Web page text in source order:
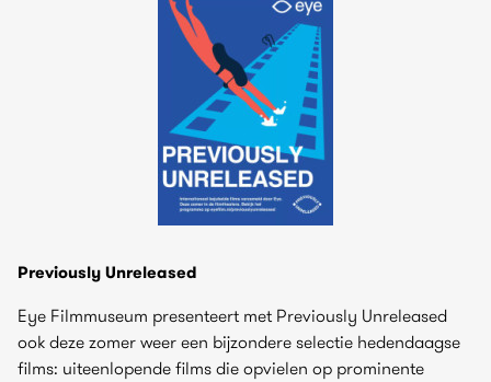
Previously Unreleased
Eye Filmmuseum presenteert met Previously Unreleased
ook deze zomer weer een bijzondere selectie hedendaagse
films: uiteenlopende films die opvielen op prominente